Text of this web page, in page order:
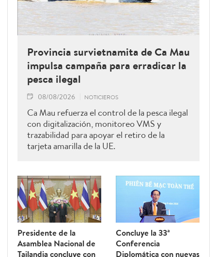
Provincia survietnamita de Ca Mau
impulsa campaña para erradicar la
pesca ilegal
08/08/2026 NOTICIEROS
Ca Mau refuerza el control de la pesca ilegal
con digitalización, monitoreo VMS y
trazabilidad para apoyar el retiro de la
tarjeta amarilla de la UE.
Presidente de la
Asamblea Nacional de
Tailandia concluye con
Concluye la 33ª
Conferencia
Diplomática con nuevas